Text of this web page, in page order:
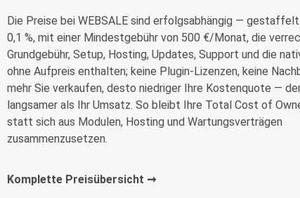
Die Preise bei WEBSALE sind erfolgsabhängig — gestaffelt
0,1 %, mit einer Mindestgebühr von 500 €/Monat, die
Grundgebühr, Setup, Hosting, Updates, Support und die
ohne Aufpreis enthalten; keine Plugin-Lizenzen, keine
mehr Sie verkaufen, desto niedriger Ihre Kostenquote —
langsamer als Ihr Umsatz. So bleibt Ihre Total Cost of
statt sich aus Modulen, Hosting und Wartungsverträgen
zusammenzusetzen.
Komplette Preisübersicht ➞